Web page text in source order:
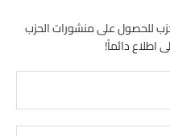
للحصول على منشورات الحزب
اطلاع دائماً!